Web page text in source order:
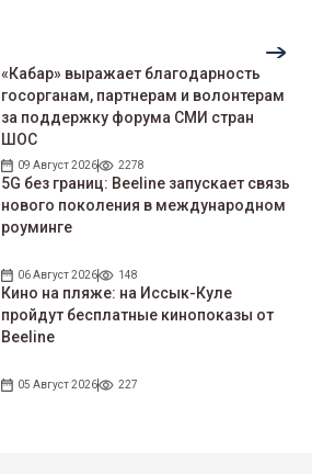
«Кабар» выражает благодарность
госорганам, партнерам и волонтерам
за поддержку форума СМИ стран
ШОС
09 Август 2026 2278
5G без границ: Beeline запускает связь
нового поколения в международном
роуминге
06 Август 2026 148
Кино на пляже: на Иссык-Куле
пройдут беcплатные кинопоказы от
Beeline
05 Август 2026 227